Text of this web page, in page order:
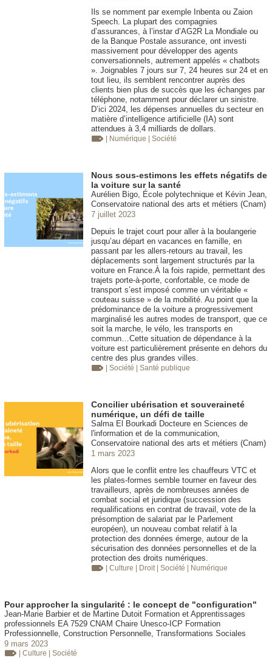
Ils se nomment par exemple Inbenta ou Zaion
Speech. La plupart des compagnies
d’assurances, à l’instar d’AG2R La Mondiale ou
de la Banque Postale assurance, ont investi
massivement pour développer des agents
conversationnels, autrement appelés « chatbots
». Joignables 7 jours sur 7, 24 heures sur 24 et en
tout lieu, ils semblent rencontrer auprès des
clients bien plus de succès que les échanges par
téléphone, notamment pour déclarer un sinistre.
D’ici 2024, les dépenses annuelles du secteur en
matière d’intelligence artificielle (IA) sont
attendues à 3,4 milliards de dollars.
| Numérique | Société
Nous sous-estimons les effets négatifs de
la voiture sur la santé
Aurélien Bigo, École polytechnique et Kévin Jean,
Conservatoire national des arts et métiers (Cnam)
7 juillet 2023
Depuis le trajet court pour aller à la boulangerie
jusqu’au départ en vacances en famille, en
passant par les allers-retours au travail, les
déplacements sont largement structurés par la
voiture en France.À la fois rapide, permettant des
trajets porte-à-porte, confortable, ce mode de
transport s’est imposé comme un véritable «
couteau suisse » de la mobilité. Au point que la
prédominance de la voiture a progressivement
marginalisé les autres modes de transport, que ce
soit la marche, le vélo, les transports en
commun…Cette situation de dépendance à la
voiture est particulièrement présente en dehors du
centre des plus grandes villes.
| Société | Santé publique
Concilier ubérisation et souveraineté
numérique, un défi de taille
Salma El Bourkadi Docteure en Sciences de
l'information et de la communication,
Conservatoire national des arts et métiers (Cnam)
1 mars 2023
Alors que le conflit entre les chauffeurs VTC et
les plates-formes semble tourner en faveur des
travailleurs, après de nombreuses années de
combat social et juridique (succession des
requalifications en contrat de travail, vote de la
présomption de salariat par le Parlement
européen), un nouveau combat relatif à la
protection des données émerge, autour de la
sécurisation des données personnelles et de la
protection des droits numériques.
| Culture | Droit | Société | Numérique
Pour approcher la singularité : le concept de "configuration"
Jean-Marie Barbier et de Martine Dutoit Formation et Apprentissages
professionnels EA 7529 CNAM Chaire Unesco-ICP Formation
Professionnelle, Construction Personnelle, Transformations Sociales
9 mars 2023
| Culture | Société